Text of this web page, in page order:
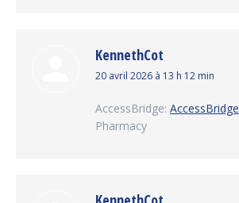
KennethCot
dit
20 avril 2026 à 13 h 12 min
AccessBridge: AccessBridge
Pharmacy